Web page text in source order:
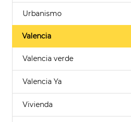
Urbanismo
Valencia
Valencia verde
Valencia Ya
Vivienda